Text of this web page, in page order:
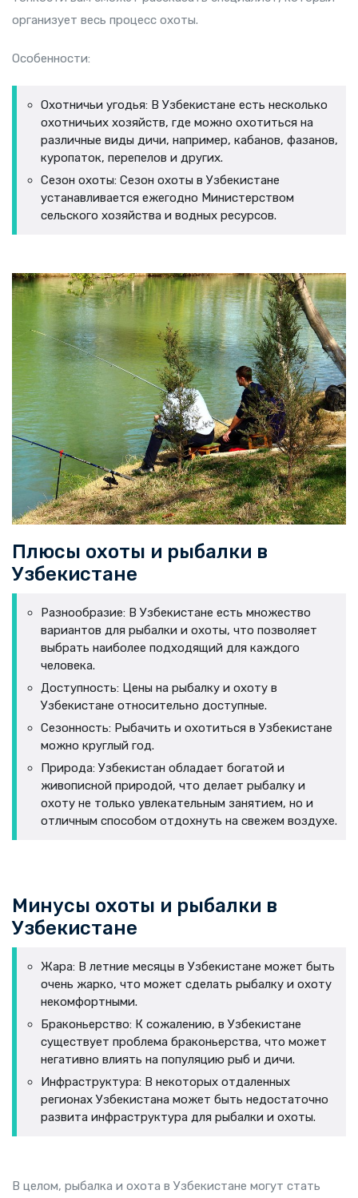
организует весь процесс охоты.
Особенности:
Охотничьи угодья: В Узбекистане есть несколько
охотничьих хозяйств, где можно охотиться на
различные виды дичи, например, кабанов, фазанов,
куропаток, перепелов и других.
Сезон охоты: Сезон охоты в Узбекистане
устанавливается ежегодно Министерством
сельского хозяйства и водных ресурсов.
Плюсы охоты и рыбалки в
Узбекистане
Разнообразие: В Узбекистане есть множество
вариантов для рыбалки и охоты, что позволяет
выбрать наиболее подходящий для каждого
человека.
Доступность: Цены на рыбалку и охоту в
Узбекистане относительно доступные.
Сезонность: Рыбачить и охотиться в Узбекистане
можно круглый год.
Природа: Узбекистан обладает богатой и
живописной природой, что делает рыбалку и
охоту не только увлекательным занятием, но и
отличным способом отдохнуть на свежем воздухе.
Минусы охоты и рыбалки в
Узбекистане
Жара: В летние месяцы в Узбекистане может быть
очень жарко, что может сделать рыбалку и охоту
некомфортными.
Браконьерство: К сожалению, в Узбекистане
существует проблема браконьерства, что может
негативно влиять на популяцию рыб и дичи.
Инфраструктура: В некоторых отдаленных
регионах Узбекистана может быть недостаточно
развита инфраструктура для рыбалки и охоты.
В целом, рыбалка и охота в Узбекистане могут стать